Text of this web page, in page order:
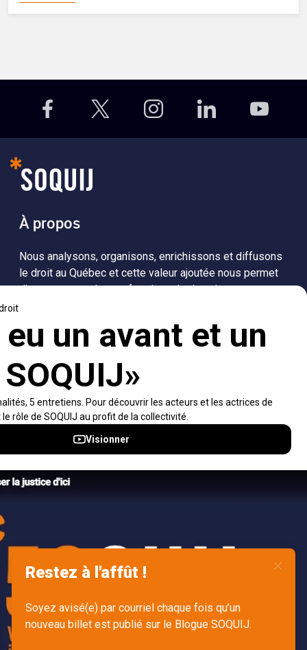
À propos
Nous analysons, organisons, enrichissons et diffusons
le droit au Québec et cette valeur ajoutée nous permet
d’accompagner les professionnels dans leurs
population dans sa compréhension du droit.
Accès rapides
À propos
Nétiquette
Notifications et fils RSS
Accès à l’information